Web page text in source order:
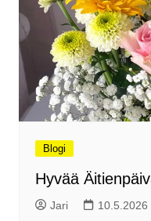
Blogi
Hyvää
Jari 10.5.2026